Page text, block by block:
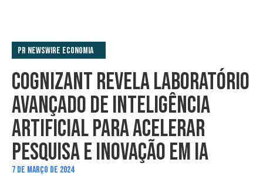
PR Newswire Economia
COGNIZANT REVELA LABORATÓRIO
AVANÇADO DE INTELIGÊNCIA
ARTIFICIAL PARA ACELERAR
PESQUISA E INOVAÇÃO EM IA
7 DE MARÇO DE 2024